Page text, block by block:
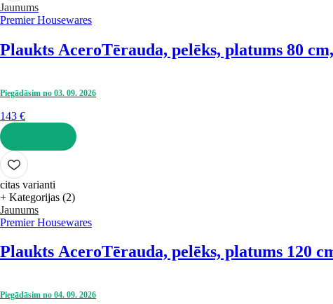
Jaunums
Premier Housewares
Plaukts AceroTērauda, pelēks, platums 80
Piegādāsim no 03. 09. 2026
143 €
LIKT GROZĀ
citas varianti
+ Kategorijas (2)
Jaunums
Premier Housewares
Plaukts AceroTērauda, pelēks, platums 120
Piegādāsim no 04. 09. 2026